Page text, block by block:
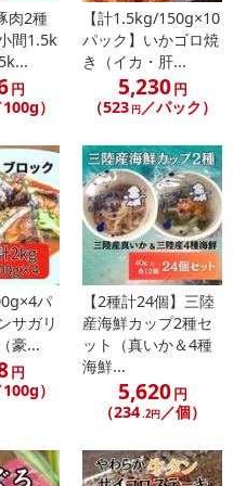
場合もございます。
、商品によってご指定できる
ざいます。
肉2種
間1.5k
円
）
【計1.5kg/150g×10
パック】いかゴロ焼
き（イカ・肝...
5,230円
（523 円／パック）
パ
サガリ
豪...
円
）
【2種計24個】三陸
産海鮮カップ2種セ
ット（真いか＆4種
海鮮...
5,620円
（234.2円／個）